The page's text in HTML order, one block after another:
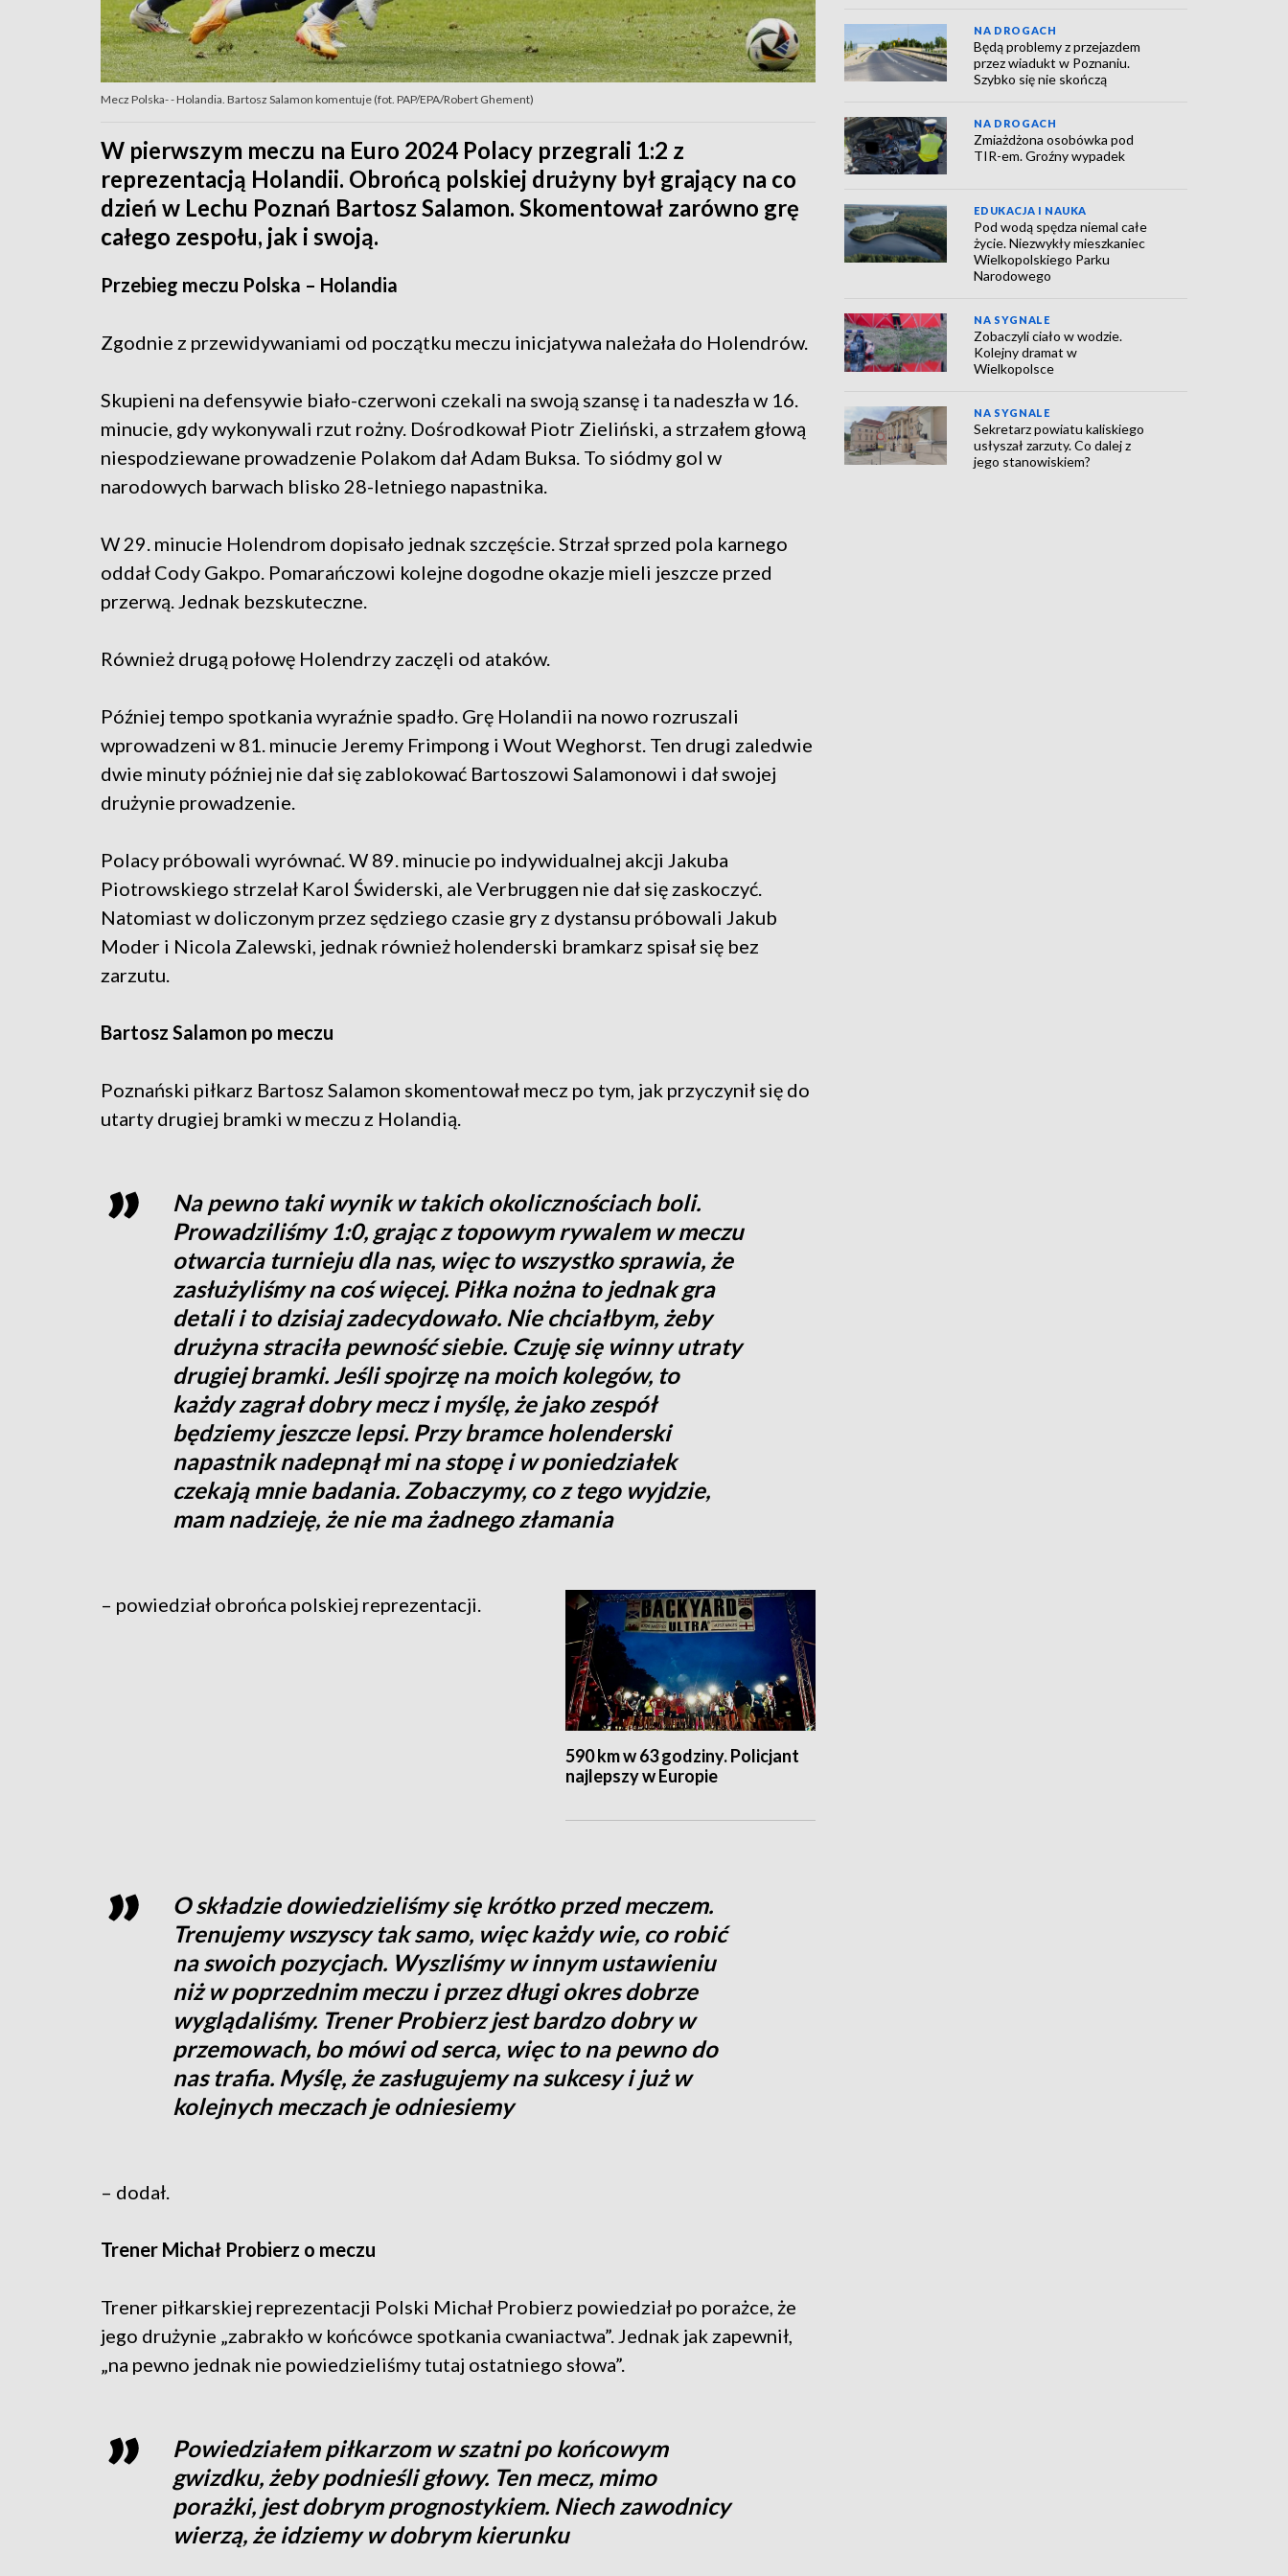
Mecz Polska- - Holandia. Bartosz Salamon komentuje (fot. PAP/EPA/Robert Ghement)
W pierwszym meczu na Euro 2024 Polacy przegrali 1:2 z
reprezentacją Holandii. Obrońcą polskiej drużyny był grający na co
dzień w Lechu Poznań Bartosz Salamon. Skomentował zarówno grę
całego zespołu, jak i swoją.
Przebieg meczu Polska – Holandia
Zgodnie z przewidywaniami od początku meczu inicjatywa należała do Holendrów.
Skupieni na defensywie biało-czerwoni czekali na swoją szansę i ta nadeszła w 16.
minucie, gdy wykonywali rzut rożny. Dośrodkował Piotr Zieliński, a strzałem głową
niespodziewane prowadzenie Polakom dał Adam Buksa. To siódmy gol w
narodowych barwach blisko 28-letniego napastnika.
W 29. minucie Holendrom dopisało jednak szczęście. Strzał sprzed pola karnego
oddał Cody Gakpo. Pomarańczowi kolejne dogodne okazje mieli jeszcze przed
przerwą. Jednak bezskuteczne.
Również drugą połowę Holendrzy zaczęli od ataków.
Później tempo spotkania wyraźnie spadło. Grę Holandii na nowo rozruszali
wprowadzeni w 81. minucie Jeremy Frimpong i Wout Weghorst. Ten drugi zaledwie
dwie minuty później nie dał się zablokować Bartoszowi Salamonowi i dał swojej
drużynie prowadzenie.
Polacy próbowali wyrównać. W 89. minucie po indywidualnej akcji Jakuba
Piotrowskiego strzelał Karol Świderski, ale Verbruggen nie dał się zaskoczyć.
Natomiast w doliczonym przez sędziego czasie gry z dystansu próbowali Jakub
Moder i Nicola Zalewski, jednak również holenderski bramkarz spisał się bez
zarzutu.
Bartosz Salamon po meczu
Poznański piłkarz Bartosz Salamon skomentował mecz po tym, jak przyczynił się do
utarty drugiej bramki w meczu z Holandią.
Na pewno taki wynik w takich okolicznościach boli.
Prowadziliśmy 1:0, grając z topowym rywalem w meczu
otwarcia turnieju dla nas, więc to wszystko sprawia, że
zasłużyliśmy na coś więcej. Piłka nożna to jednak gra
detali i to dzisiaj zadecydowało. Nie chciałbym, żeby
drużyna straciła pewność siebie. Czuję się winny utraty
drugiej bramki. Jeśli spojrzę na moich kolegów, to
każdy zagrał dobry mecz i myślę, że jako zespół
będziemy jeszcze lepsi. Przy bramce holenderski
napastnik nadepnął mi na stopę i w poniedziałek
czekają mnie badania. Zobaczymy, co z tego wyjdzie,
mam nadzieję, że nie ma żadnego złamania
590 km w 63 godziny. Policjant
najlepszy w Europie
– powiedział obrońca polskiej reprezentacji.
O składzie dowiedzieliśmy się krótko przed meczem.
Trenujemy wszyscy tak samo, więc każdy wie, co robić
na swoich pozycjach. Wyszliśmy w innym ustawieniu
niż w poprzednim meczu i przez długi okres dobrze
wyglądaliśmy. Trener Probierz jest bardzo dobry w
przemowach, bo mówi od serca, więc to na pewno do
nas trafia. Myślę, że zasługujemy na sukcesy i już w
kolejnych meczach je odniesiemy
– dodał.
Trener Michał Probierz o meczu
Trener piłkarskiej reprezentacji Polski Michał Probierz powiedział po porażce, że
jego drużynie „zabrakło w końcówce spotkania cwaniactwa”. Jednak jak zapewnił,
„na pewno jednak nie powiedzieliśmy tutaj ostatniego słowa”.
Powiedziałem piłkarzom w szatni po końcowym
gwizdku, żeby podnieśli głowy. Ten mecz, mimo
porażki, jest dobrym prognostykiem. Niech zawodnicy
wierzą, że idziemy w dobrym kierunku
NA DROGACH
Będą problemy z przejazdem
przez wiadukt w Poznaniu.
Szybko się nie skończą
NA DROGACH
Zmiażdżona osobówka pod
TIR-em. Groźny wypadek
EDUKACJA I NAUKA
Pod wodą spędza niemal całe
życie. Niezwykły mieszkaniec
Wielkopolskiego Parku
Narodowego
NA SYGNALE
Zobaczyli ciało w wodzie.
Kolejny dramat w
Wielkopolsce
NA SYGNALE
Sekretarz powiatu kaliskiego
usłyszał zarzuty. Co dalej z
jego stanowiskiem?